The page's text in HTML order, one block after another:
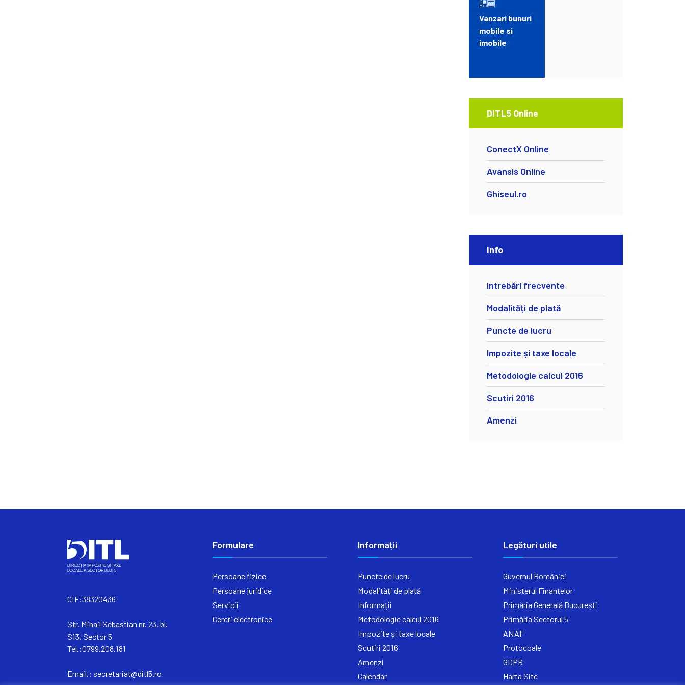
Vanzari bunuri
mobile si
imobile
DITL5 Online
ConectX Online
Avansis Online
Ghiseul.ro
Info
Intrebări frecvente
Modalități de plată
Puncte de lucru
Impozite și taxe locale
Metodologie calcul 2016
Scutiri 2016
Amenzi
CIF:38320436
Str. Mihail Sebastian nr. 23, bl.
S13, Sector 5
Tel.:0799.208.181
Email.: secretariat@ditl5.ro
Formulare
Persoane fizice
Persoane juridice
Servicii
Cereri electronice
Informații
Puncte de lucru
Modalități de plată
Informații
Metodologie calcul 2016
Impozite și taxe locale
Scutiri 2016
Amenzi
Calendar
Legături utile
Guvernul României
Ministerul Finanțelor
Primăria Generală București
Primăria Sectorul 5
ANAF
Protocoale
GDPR
Harta Site